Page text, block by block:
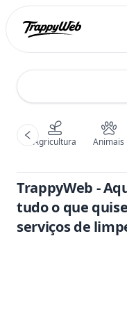
Agricultura Animais
TrappyWeb -
tudo o que
serviços de